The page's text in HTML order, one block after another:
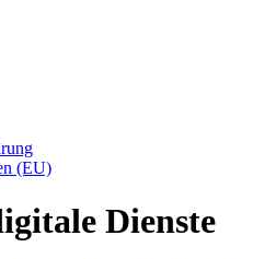
(EU)
Dienste